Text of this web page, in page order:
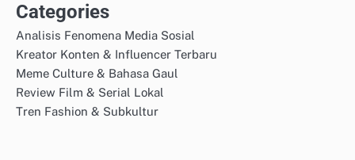
Categories
Analisis Fenomena Media Sosial
Kreator Konten & Influencer Terbaru
Meme Culture & Bahasa Gaul
Review Film & Serial Lokal
Tren Fashion & Subkultur